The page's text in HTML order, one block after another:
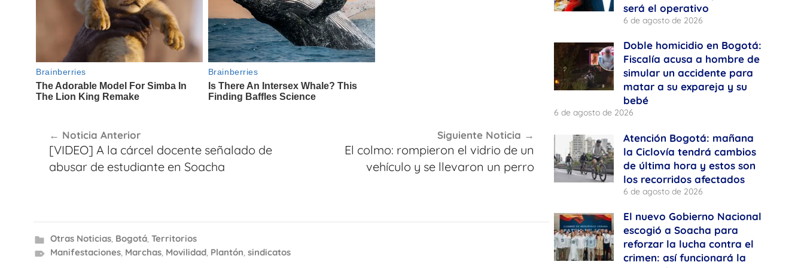
de
entradas
Noticia Anterior
[VIDEO] A la cárcel docente señalado de
abusar de estudiante en Soacha
Siguiente Noticia
El colmo: rompieron el vidrio de un
vehículo y se llevaron un perro
Otras Noticias, Bogotá, Territorios
Manifestaciones, Marchas, Movilidad, Plantón, sindicatos
será el operativo
6 de agosto de 2026
Doble homicidio en Bogotá:
Fiscalía acusa a hombre de
simular un accidente para
matar a su expareja y su
bebé
6 de agosto de 2026
Atención Bogotá: mañana
la Ciclovía tendrá cambios
de última hora y estos son
los recorridos afectados
6 de agosto de 2026
El nuevo Gobierno Nacional
escogió a Soacha para
reforzar la lucha contra el
crimen: así funcionará la